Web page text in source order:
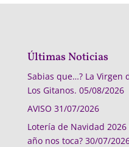
Últimas Noticias
Sabias que…? La Virgen
Los Gitanos. 05/08/2026
AVISO 31/07/2026
Lotería de Navidad
año nos toca? 30/07/